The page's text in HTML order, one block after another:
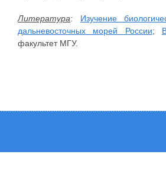
Литература: Изучение
дальневосточных морей России;
факультет МГУ.